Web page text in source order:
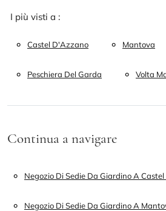
I più visti a :
Castel D'Azzano Mantova
Peschiera Del Garda Volta
Continua a navigare
Negozio Di Sedie Da Giardino A
Negozio Di Sedie Da Giardino A